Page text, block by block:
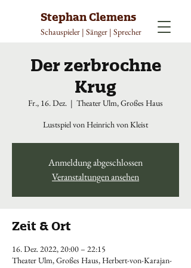
Stephan Clemens
Schauspieler | Sänger | Sprecher
Der zerbrochne
Krug
Fr., 16. Dez.
  |
Theater Ulm, Großes Haus
Lustspiel von Heinrich von Kleist
Anmeldung abgeschlossen
Veranstaltungen ansehen
Zeit & Ort
16. Dez. 2022, 20:00 – 22:15
Theater Ulm, Großes Haus, Herbert-von-Karajan-